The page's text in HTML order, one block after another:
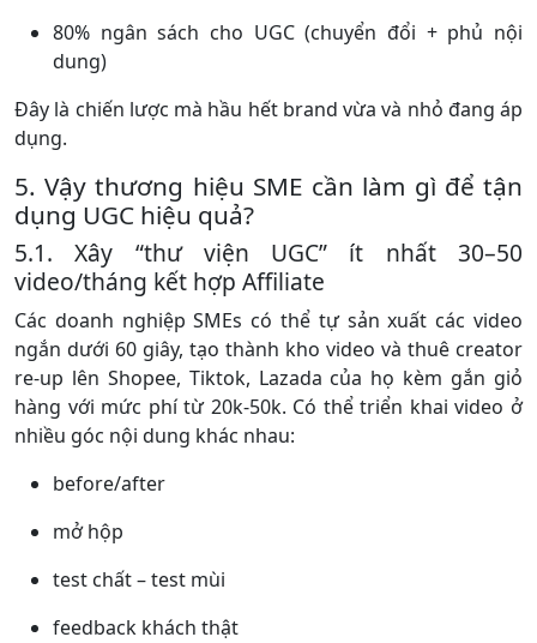
80% ngân sách cho UGC (chuyển đổi + phủ nội
dung)
Đây là chiến lược mà hầu hết brand vừa và nhỏ đang áp
dụng.
5. Vậy thương hiệu SME cần làm gì để tận
dụng UGC hiệu quả?
5.1. Xây “thư viện UGC” ít nhất 30–50
video/tháng kết hợp Affiliate
Các doanh nghiệp SMEs có thể tự sản xuất các video
ngắn dưới 60 giây, tạo thành kho video và thuê creator
re-up lên Shopee, Tiktok, Lazada của họ kèm gắn giỏ
hàng với mức phí từ 20k-50k. Có thể triển khai video ở
nhiều góc nội dung khác nhau:
before/after
mở hộp
test chất – test mùi
feedback khách thật